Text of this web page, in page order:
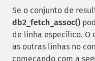
Se o conjunto de
db2_fetch_assoc()
de linha específico. O
as outras linhas no
começando com a